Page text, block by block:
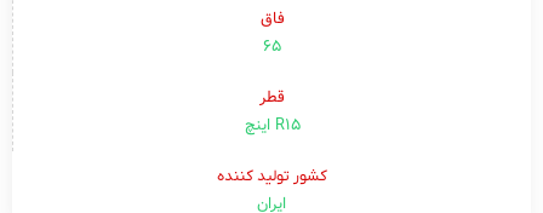
فاق
۶۵
قطر
R15 اینچ
کشور تولید کننده
ایران